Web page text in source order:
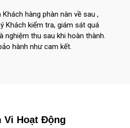
hàng phàn nàn về sau ,
Khách kiểm tra, giám sát quá
nghiệm thu sau khi hoàn thành.
hành như cam kết.
Vi Hoạt Động